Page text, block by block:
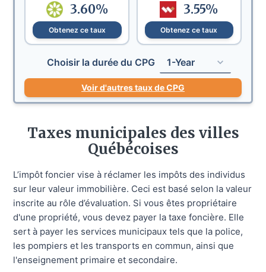
3.60%
Obtenez ce taux
3.55%
Obtenez ce taux
Choisir la durée du CPG 1-Year
Voir d'autres taux de CPG
Taxes municipales des villes
Québécoises
L’impôt foncier vise à réclamer les impôts des individus
sur leur valeur immobilière. Ceci est basé selon la valeur
inscrite au rôle d’évaluation. Si vous êtes propriétaire
d'une propriété, vous devez payer la taxe foncière. Elle
sert à payer les services municipaux tels que la police,
les pompiers et les transports en commun, ainsi que
l'enseignement primaire et secondaire.